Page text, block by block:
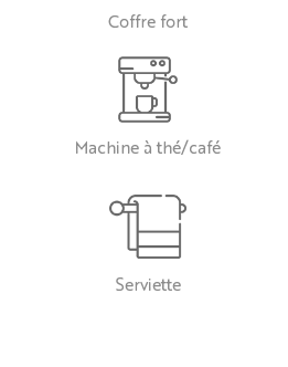
Coffre fort
Machine à thé/café
Serviette